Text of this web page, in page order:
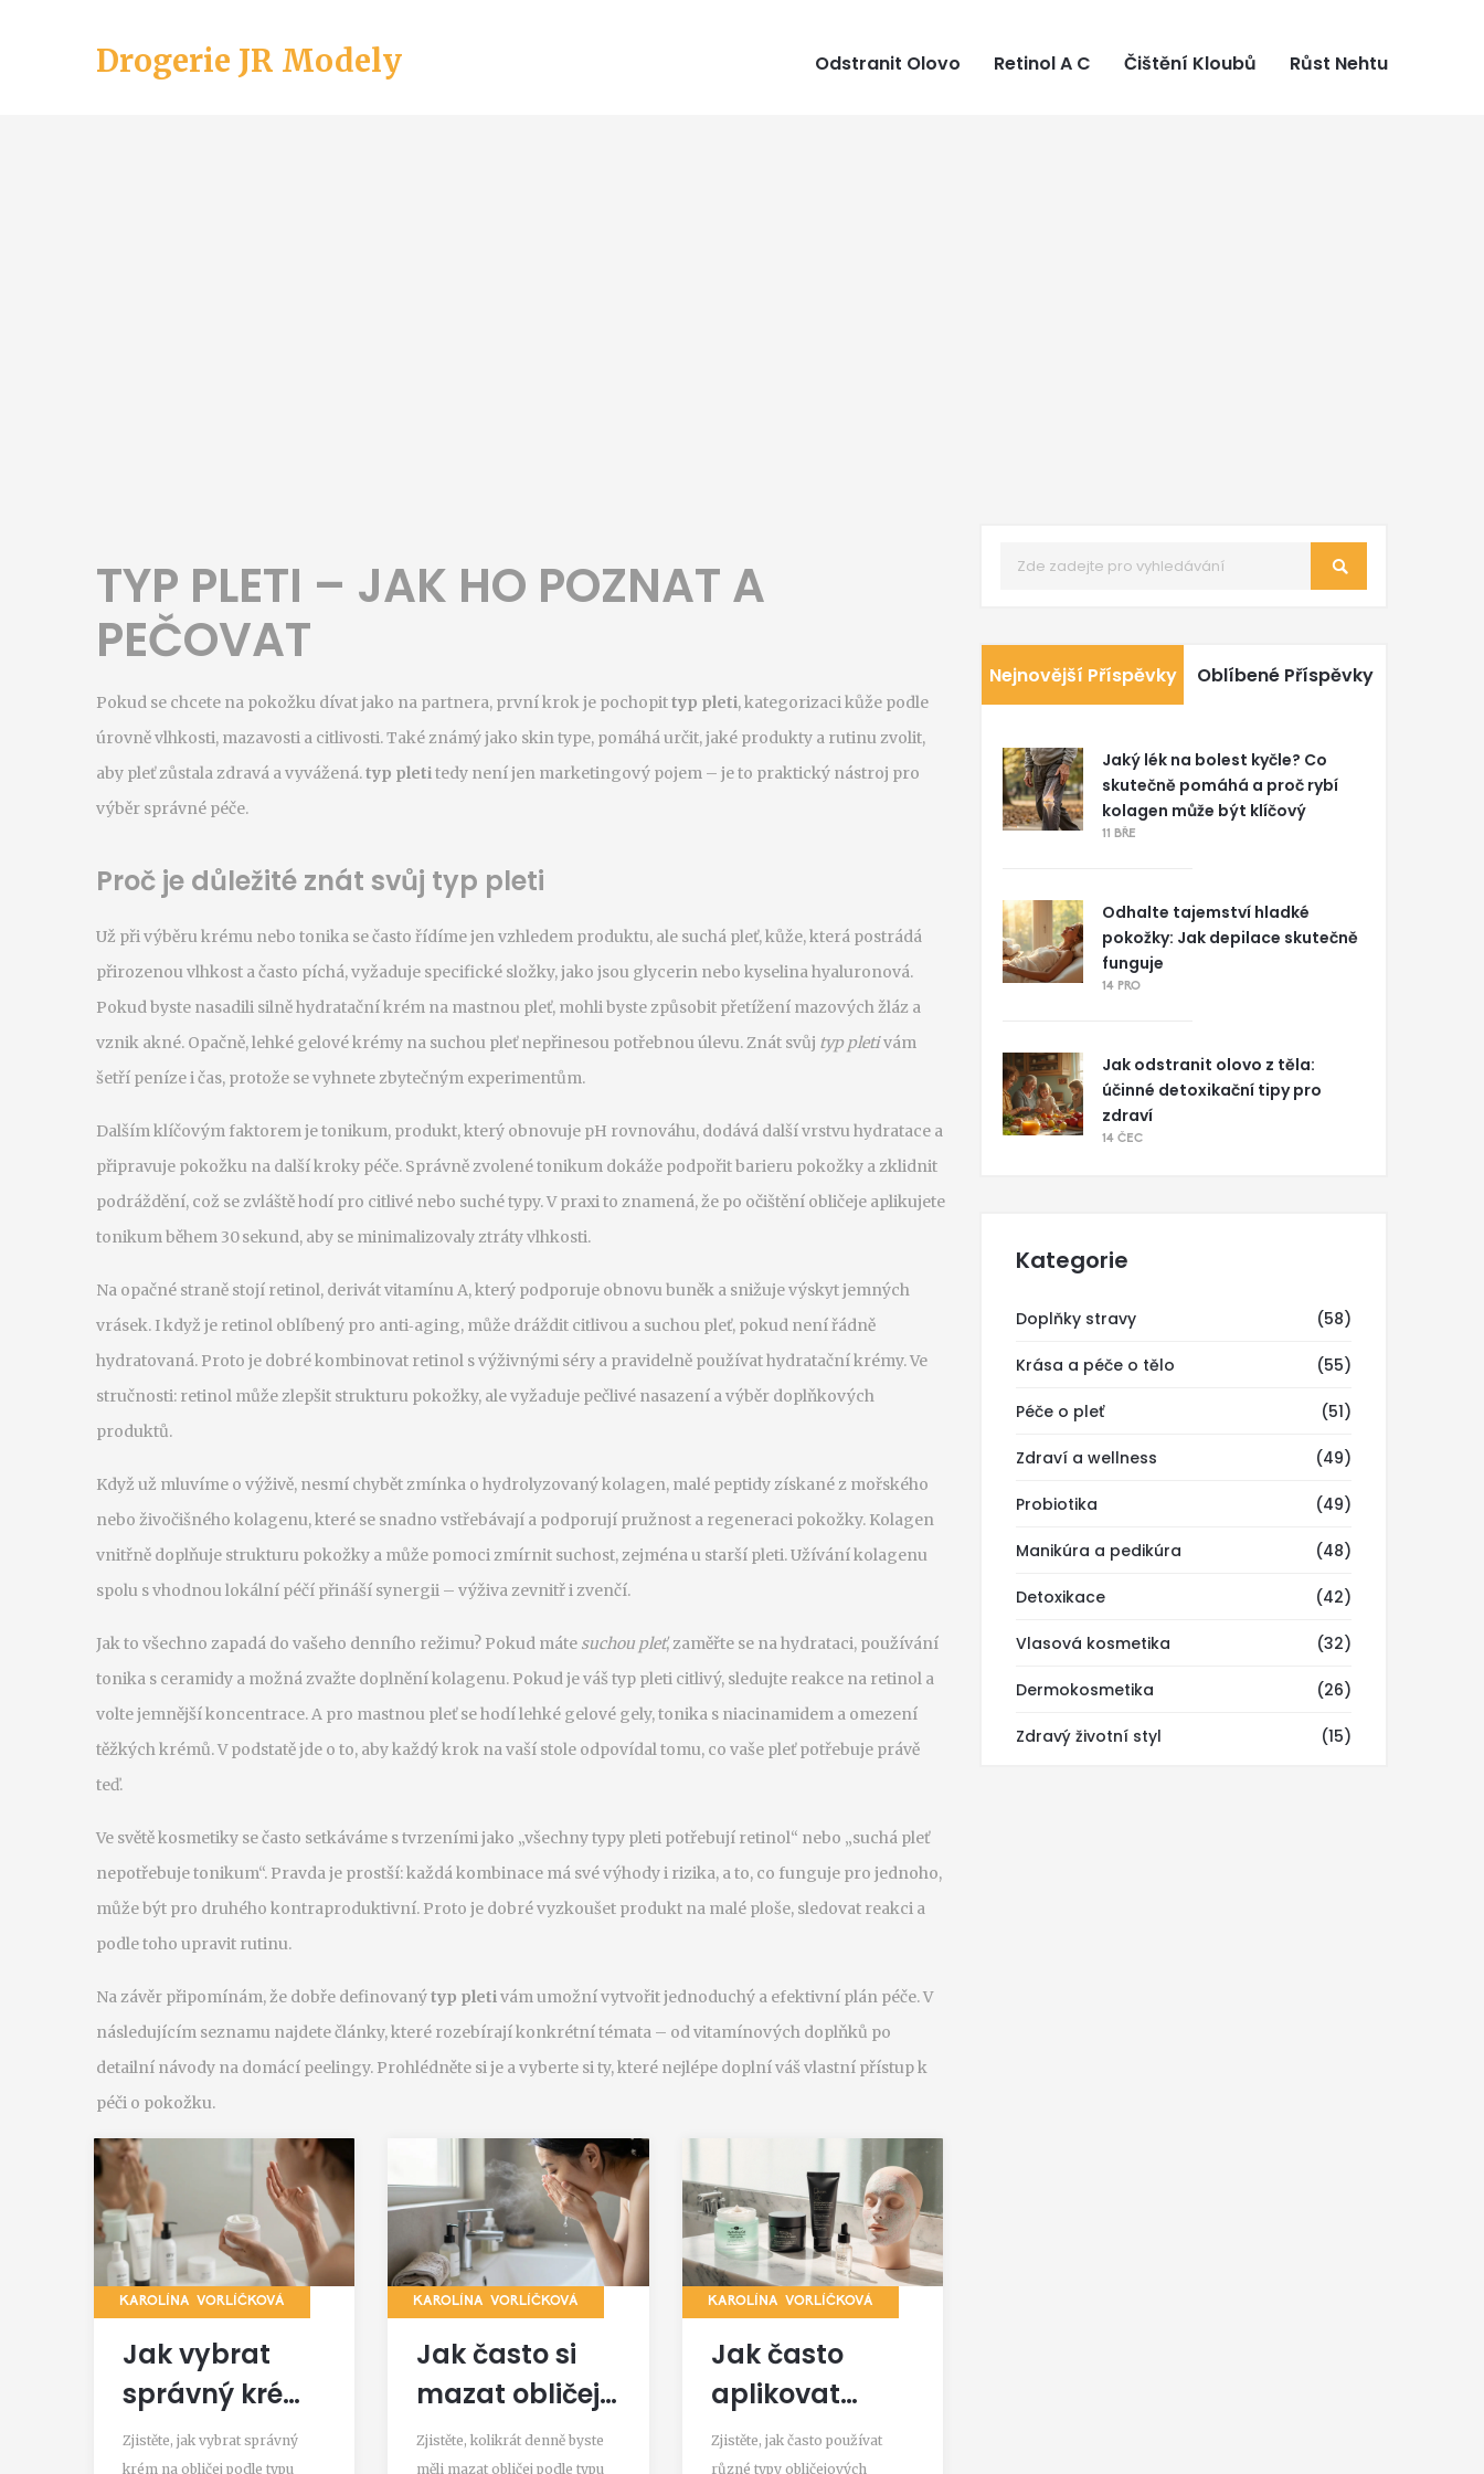
Drogerie JR Modely Odstranit Olovo Retinol A C Čištění Kloubů Růst Nehtu
TYP PLETI – JAK HO POZNAT A
PEČOVAT
Pokud se chcete na pokožku dívat jako na partnera, první krok je pochopittyp pleti,kategorizaci kůže podle
úrovně vlhkosti, mazavosti a citlivosti. Také známý jako skin type, pomáhá určit, jaké produkty a rutinu zvolit,
aby pleť zůstala zdravá a vyvážená.typ pletitedy není jen marketingový pojem – je to praktický nástroj pro
výběr správné péče.
Proč je důležité znát svůj typ pleti
Už při výběru krému nebo tonika se často řídíme jen vzhledem produktu, ale suchá pleť,kůže, která postrádá
přirozenou vlhkost a často píchá, vyžaduje specifické složky, jako jsou glycerin nebo kyselina hyaluronová.
Pokud byste nasadili silně hydratační krém na mastnou pleť, mohli byste způsobit přetížení mazových žláz a
vznik akné. Opačně, lehké gelové krémy na suchou pleť nepřinesou potřebnou úlevu. Znát svůj typ pletivám
šetří peníze i čas, protože se vyhnete zbytečným experimentům.
Dalším klíčovým faktorem jetonikum, produkt, který obnovuje pH rovnováhu, dodává další vrstvu hydratace a
připravuje pokožku na další kroky péče. Správně zvolené tonikum dokáže podpořit barieru pokožky a zklidnit
podráždění, což se zvláště hodí pro citlivé nebo suché typy. V praxi to znamená, že po očištění obličeje aplikujete
tonikum během 30 sekund, aby se minimalizovaly ztráty vlhkosti.
Na opačné straně stojí retinol, derivát vitamínu A, který podporuje obnovu buněk a snižuje výskyt jemných
vrásek. I když je retinol oblíbený pro anti‑aging, může dráždit citlivou a suchou pleť, pokud není řádně
hydratovaná. Proto je dobré kombinovat retinol s výživnými séry a pravidelně používat hydratační krémy. Ve
stručnosti: retinol může zlepšit strukturu pokožky, ale vyžaduje pečlivé nasazení a výběr doplňkových
produktů.
Když už mluvíme o výživě, nesmí chybět zmínka o hydrolyzovaný kolagen, malé peptidy získané z mořského
nebo živočišného kolagenu, které se snadno vstřebávají a podporují pružnost a regeneraci pokožky. Kolagen
vnitřně doplňuje strukturu pokožky a může pomoci zmírnit suchost, zejména u starší pleti. Užívání kolagenu
spolu s vhodnou lokální péčí přináší synergii – výživa zevnitř i zvenčí.
Jak to všechno zapadá do vašeho denního režimu? Pokud máte suchou pleť, zaměřte se na hydrataci, používání
tonika s ceramidy a možná zvažte doplnění kolagenu. Pokud je váš typ pleti citlivý, sledujte reakce na retinol a
volte jemnější koncentrace. A pro mastnou pleť se hodí lehké gelové gely, tonika s niacinamidem a omezení
těžkých krémů. V podstatě jde o to, aby každý krok na vaší stole odpovídal tomu, co vaše pleť potřebuje právě
teď.
Ve světě kosmetiky se často setkáváme s tvrzeními jako „všechny typy pleti potřebují retinol“ nebo „suchá pleť
nepotřebuje tonikum“. Pravda je prostší: každá kombinace má své výhody i rizika, a to, co funguje pro jednoho,
může být pro druhého kontraproduktivní. Proto je dobré vyzkoušet produkt na malé ploše, sledovat reakci a
podle toho upravit rutinu.
Na závěr připomínám, že dobře definovanýtyp pletivám umožní vytvořit jednoduchý a efektivní plán péče. V
následujícím seznamu najdete články, které rozebírají konkrétní témata – od vitamínových doplňků po
detailní návody na domácí peelingy. Prohlédněte si je a vyberte si ty, které nejlépe doplní váš vlastní přístup k
péči o pokožku.
KAROLÍNA VORLÍČKOVÁ
Jak vybrat
správný krém
na obličej -
Zjistěte, jak vybrat správný
krém na obličej podle typu
KAROLÍNA VORLÍČKOVÁ
Jak často si
mazat obličej?
Správná
Zjistěte, kolikrát denně byste
měli mazat obličej podle typu
KAROLÍNA VORLÍČKOVÁ
Jak často
aplikovat
obličejovou
Zjistěte, jak často používat
různé typy obličejových
Nejnovější Příspěvky Oblíbené Příspěvky
Jaký lék na bolest kyčle? Co
skutečně pomáhá a proč rybí
kolagen může být klíčový
11 BŘE
Odhalte tajemství hladké
pokožky: Jak depilace skutečně
funguje
14 PRO
Jak odstranit olovo z těla:
účinné detoxikační tipy pro
zdraví
14 ČEC
Kategorie
Doplňky stravy (58)
Krása a péče o tělo (55)
Péče o pleť (51)
Zdraví a wellness (49)
Probiotika (49)
Manikúra a pedikúra (48)
Detoxikace (42)
Vlasová kosmetika (32)
Dermokosmetika (26)
Zdravý životní styl (15)